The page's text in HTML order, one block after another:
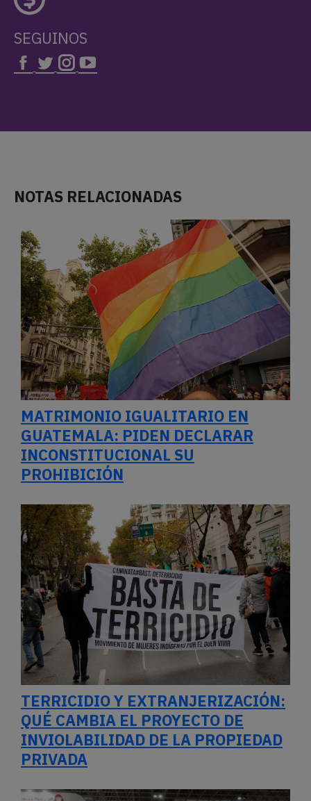
SEGUINOS
NOTAS RELACIONADAS
MATRIMONIO IGUALITARIO EN
GUATEMALA: PIDEN DECLARAR
INCONSTITUCIONAL SU
PROHIBICIÓN
TERRICIDIO Y EXTRANJERIZACIÓN:
QUÉ CAMBIA EL PROYECTO DE
INVIOLABILIDAD DE LA PROPIEDAD
PRIVADA